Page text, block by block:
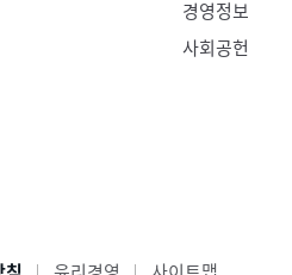
경영정보
사회공헌